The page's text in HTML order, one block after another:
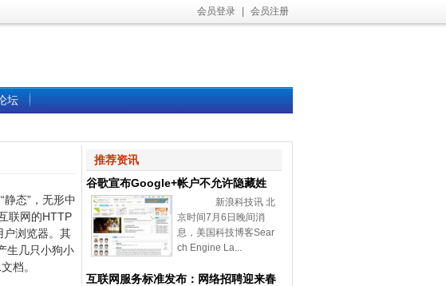
会员登录 会员注册
坛
态”，无形中
联网的HTTP
户浏览器。其
生几只小狗小
档。
推荐资讯
谷歌宣布Google+帐户不允许隐藏姓
名和性别
新浪科技讯 北
京时间7月6日晚间消
息，美国科技博客Sear
ch Engine La...
互联网服务标准发布：网络招聘迎来春